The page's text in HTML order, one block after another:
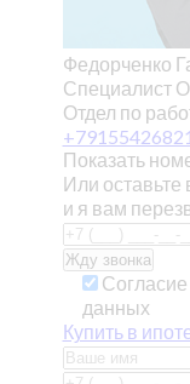
Федорченко
Специалист
Отдел по
+79155426821
Показать
Или оставьте
и я вам
данных
Купить в